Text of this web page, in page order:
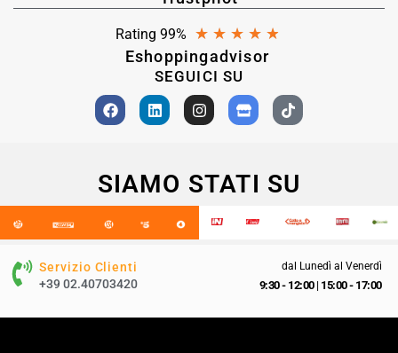
Rating 99% ★ ★ ★ ★ ★
Eshoppingadvisor
SEGUICI SU
SIAMO STATI SU
Servizio Clienti
+39 02.40703420
dal Lunedì al Venerdì
9:30 - 12:00| 15:00 - 17:00